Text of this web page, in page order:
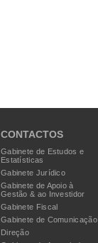
CONTACTOS
Gabinete de Estudos e
Estatísticas
Gabinete Jurídico
Gabinete de Apoio à
Gestão & ao Investidor
Gabinete Fiscal
Gabinete de Comunicação
Direção